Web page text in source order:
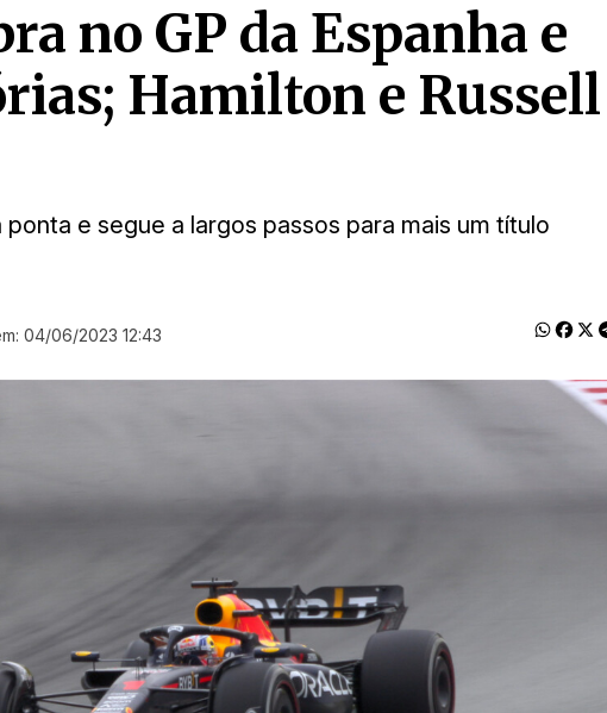
no GP da Espanha e
Hamilton e Russell
e segue a largos passos para mais um título
04/06/2023 12:43